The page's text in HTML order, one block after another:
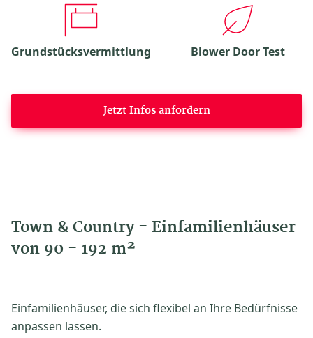
Grundstücksvermittlung Blower Door Test
Jetzt Infos anfordern
Town & Country - Einfamilienhäuser
von 90 - 192 m²
Einfamilienhäuser, die sich flexibel an Ihre Bedürfnisse
anpassen lassen.